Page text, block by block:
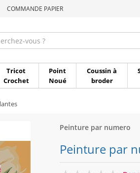
COMMANDE PAPIER
Tricot
Crochet
Point
Noué
Coussin à
broder
Peinture par numero
Peinture par